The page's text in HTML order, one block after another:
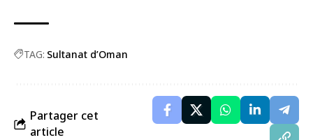
TAG: Sultanat d’Oman
Partager cet
article